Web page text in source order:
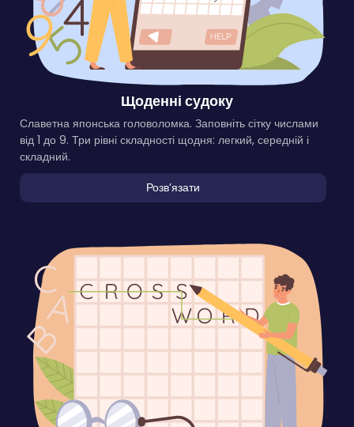
Щоденні судоку
Славетна японська головоломка. Заповніть сітку числами
від 1 до 9. Три рівні складності щодня: легкий, середній і
складний.
Розвʼязати